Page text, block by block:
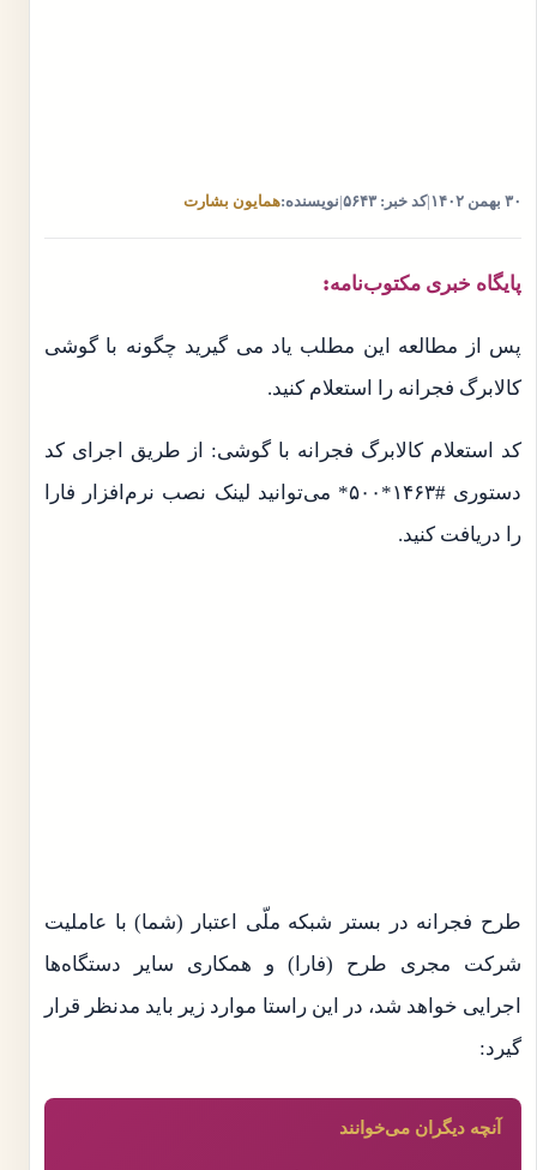
۳۰ بهمن ۱۴۰۲ |کد خبر: ۵۶۴۳ نویسنده:همایون بشارت
پایگاه خبری مکتوب‌نامه:
پس از مطالعه این مطلب یاد می گیرید چگونه با گوشی
کالابرگ فجرانه را استعلام کنید.
کد استعلام کالابرگ فجرانه با گوشی: از طریق اجرای کد
دستوری #۱۴۶۳*۵۰۰* می‌توانید لینک نصب نرم‌افزار فارا
را دریافت کنید.
طرح فجرانه در بستر شبکه ملّی اعتبار (شما) با عاملیت
شرکت مجری طرح (فارا) و همکاری سایر دستگاه‌ها
اجرایی خواهد شد، در این راستا موارد زیر باید مدنظر قرار
گیرد:
آنچه دیگران می‌خوانند